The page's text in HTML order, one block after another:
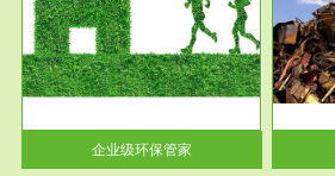
企业级环保管家
固体危险废物处理
固体废物解释：固体废物是指人
们在生产建设、日常生活和其他
活动中...